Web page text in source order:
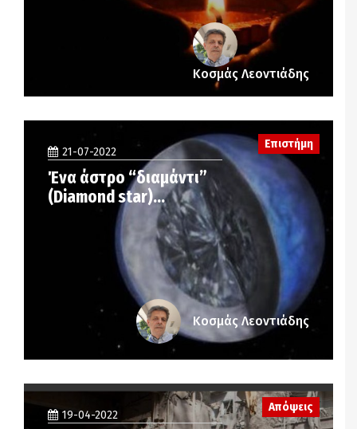
Κοσμάς Λεοντιάδης
21-07-2022
Ένα άστρο “διαμάντι”
(Diamond star)…
Επιστήμη
Κοσμάς Λεοντιάδης
19-04-2022
Απόψεις